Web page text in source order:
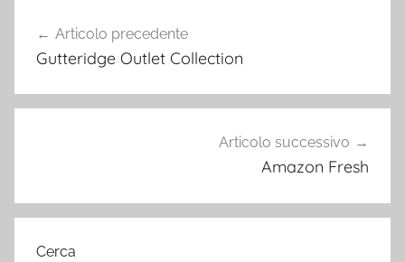
articoli
Articolo precedente
Gutteridge Outlet Collection
Articolo successivo
Amazon Fresh
Cerca